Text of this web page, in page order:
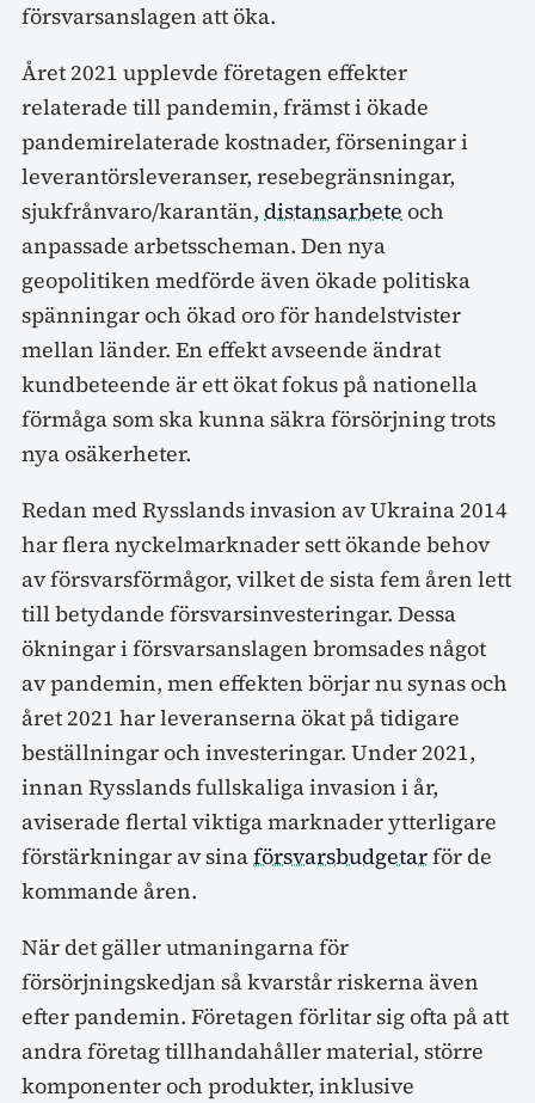
försvarsanslagen att öka.
Året 2021 upplevde företagen effekter
relaterade till pandemin, främst i ökade
pandemirelaterade kostnader, förseningar i
leverantörsleveranser, resebegränsningar,
sjukfrånvaro/karantän, distansarbete och
anpassade arbetsscheman. Den nya
geopolitiken medförde även ökade politiska
spänningar och ökad oro för handelstvister
mellan länder. En effekt avseende ändrat
kundbeteende är ett ökat fokus på nationella
förmåga som ska kunna säkra försörjning trots
nya osäkerheter.
Redan med Rysslands invasion av Ukraina 2014
har flera nyckelmarknader sett ökande behov
av försvarsförmågor, vilket de sista fem åren lett
till betydande försvarsinvesteringar. Dessa
ökningar i försvarsanslagen bromsades något
av pandemin, men effekten börjar nu synas och
året 2021 har leveranserna ökat på tidigare
beställningar och investeringar. Under 2021,
innan Rysslands fullskaliga invasion i år,
aviserade flertal viktiga marknader ytterligare
förstärkningar av sinaförsvarsbudgetarför de
kommande åren.
När det gäller utmaningarna för
försörjningskedjan så kvarstår riskerna även
efter pandemin. Företagen förlitar sig ofta på att
andra företag tillhandahåller material, större
komponenter och produkter, inklusive